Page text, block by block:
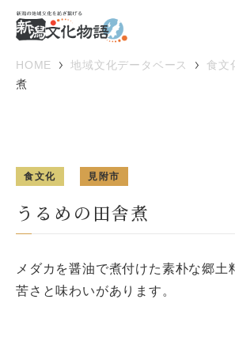
HOME 地域文化データベース 食文
煮
食文化 見附市
うるめの田舎煮
メダカを醤油で煮付けた素朴な郷土
苦さと味わいがあります。